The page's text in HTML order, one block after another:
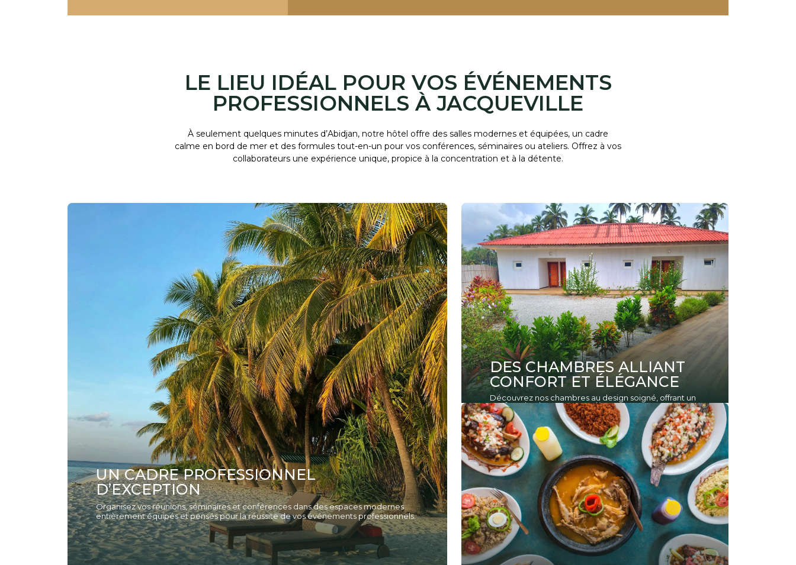
LE LIEU IDÉAL POUR VOS ÉVÉNEMENTS
PROFESSIONNELS À JACQUEVILLE
À seulement quelques minutes d’Abidjan, notre hôtel offre des salles modernes et équipées, un cadre
calme en bord de mer et des formules tout-en-un pour vos conférences, séminaires ou ateliers. Offrez à vos
collaborateurs une expérience unique, propice à la concentration et à la détente.
UN CADRE PROFESSIONNEL
D’EXCEPTION
Organisez vos réunions, séminaires et conférences dans des espaces modernes
entièrement équipés et pensés pour la réussite de vos événements professionnels.
DES CHAMBRES ALLIANT
CONFORT ET ÉLÉGANCE
Découvrez nos chambres au design soigné, offrant un
confort absolu pour votre séjour.